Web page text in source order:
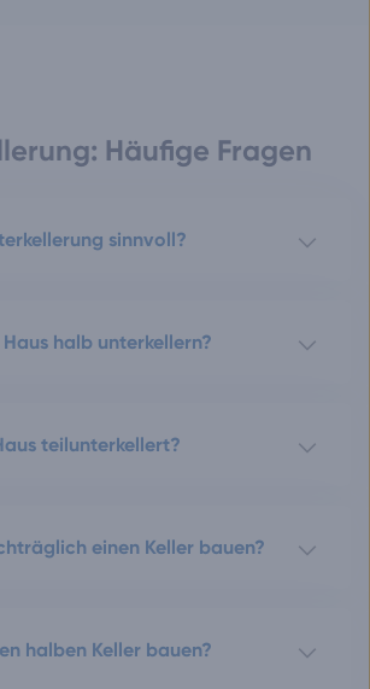
Häufige Fragen
sinnvoll?
halb unterkellern?
teilunterkellert?
einen Keller bauen?
halben Keller bauen?